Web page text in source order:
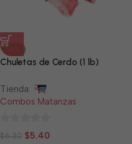
Chuletas de Cerdo (1 lb)
Tienda:
Combos Matanzas
0
$6.30 $5.40